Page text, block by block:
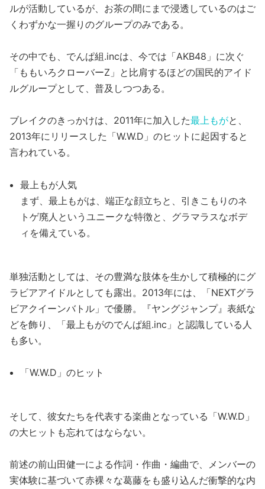
ルが活動しているが、お茶の間にまで浸透しているのはご
くわずかな一握りのグループのみである。
その中でも、でんぱ組.incは、今では「AKB48」に次ぐ
「ももいろクローバーZ」と比肩するほどの国民的アイド
ルグループとして、普及しつつある。
ブレイクのきっかけは、2011年に加入した最上もがと、
2013年にリリースした「W.W.D」のヒットに起因すると
言われている。
最上もが人気
まず、最上もがは、端正な顔立ちと、引きこもりのネ
トゲ廃人というユニークな特徴と、グラマラスなボデ
ィを備えている。
単独活動としては、その豊満な肢体を生かして積極的にグ
ラビアアイドルとしても露出。2013年には、「NEXTグラ
ビアクイーンバトル」で優勝。『ヤングジャンプ』表紙な
どを飾り、「最上もがのでんぱ組.inc」と認識している人
も多い。
「W.W.D」のヒット
そして、彼女たちを代表する楽曲となっている「W.W.D」
の大ヒットも忘れてはならない。
前述の前山田健一による作詞・作曲・編曲で、メンバーの
実体験に基づいて赤裸々な葛藤をも盛り込んだ衝撃的な内